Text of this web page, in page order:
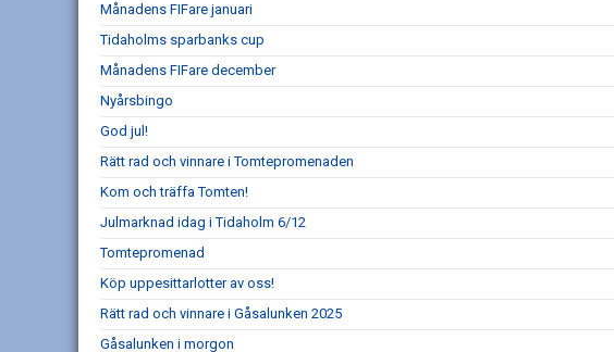
Månadens FIFare januari
Tidaholms sparbanks cup
Månadens FIFare december
Nyårsbingo
God jul!
Rätt rad och vinnare i Tomtepromenaden
Kom och träffa Tomten!
Julmarknad idag i Tidaholm 6/12
Tomtepromenad
Köp uppesittarlotter av oss!
Rätt rad och vinnare i Gåsalunken 2025
Gåsalunken i morgon